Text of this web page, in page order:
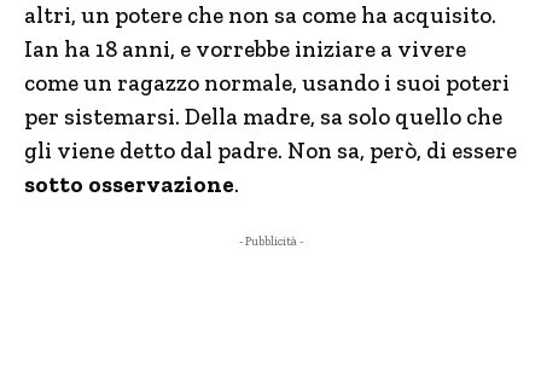
altri, un potere che non sa come ha acquisito.
Ian ha 18 anni, e vorrebbe iniziare a vivere
come un ragazzo normale, usando i suoi poteri
per sistemarsi. Della madre, sa solo quello che
gli viene detto dal padre. Non sa, però, di essere
sotto osservazione.
- Pubblicità -